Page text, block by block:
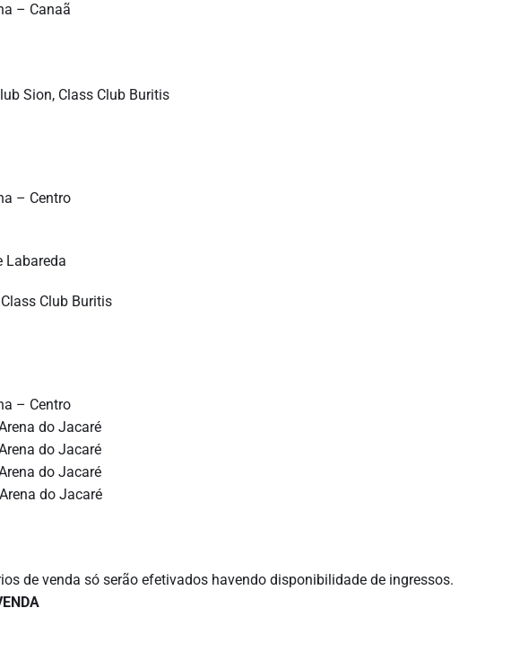
– Canaã
Sion, Class Club Buritis
– Centro
Labareda
Club Buritis
– Centro
do Jacaré
do Jacaré
do Jacaré
do Jacaré
de venda só serão efetivados havendo disponibilidade de ingressos.